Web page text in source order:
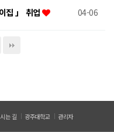
집 」 취업 04-06
는 길 광주대학교 관리자